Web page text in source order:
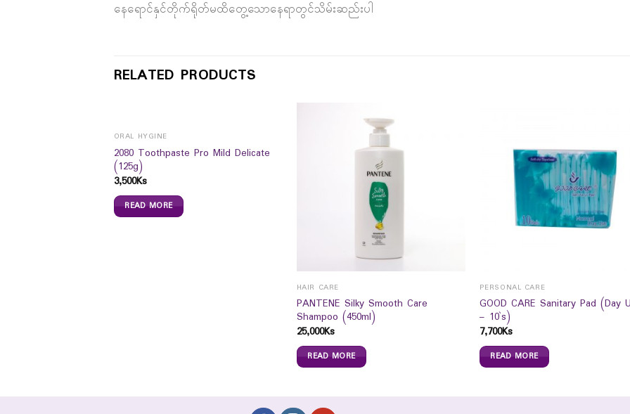
နေရောင်နှင်တိုက်ရိုတ်မထိတွေ့သောနေရာတွင်သိမ်းဆည်းပါ
RELATED PRODUCTS
ORAL HYGINE
2080 Toothpaste Pro Mild Delicate
(125g)
3,500Ks
READ MORE
HAIR CARE
PANTENE Silky Smooth Care
Shampoo (450ml)
25,000Ks
READ MORE
PERSONAL CARE
GOOD CARE Sanitary Pad (Day
– 10`s)
7,700Ks
READ MORE